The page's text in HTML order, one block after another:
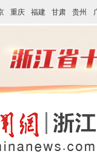
重庆 福建 甘肃 贵州